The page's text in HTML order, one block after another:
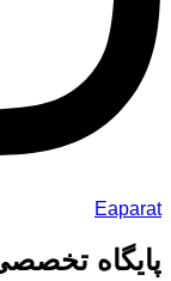
Eaparat
پایگاه